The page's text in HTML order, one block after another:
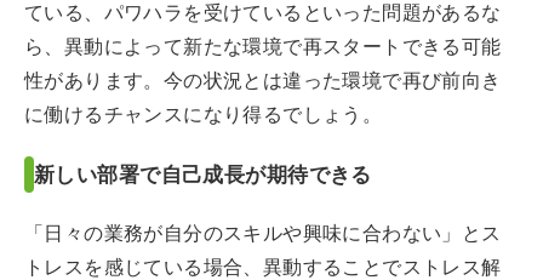
ている、パワハラを受けているといった問題があるな
ら、異動によって新たな環境で再スタートできる可能
性があります。今の状況とは違った環境で再び前向き
に働けるチャンスになり得るでしょう。
新しい部署で自己成長が期待できる
「日々の業務が自分のスキルや興味に合わない」とス
トレスを感じている場合、異動することでストレス解